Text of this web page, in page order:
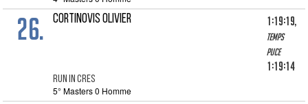
26. CORTINOVIS OLIVIER
RUN IN CRES
1:19:19,
Temps
puce
1:19:14
5° Masters 0 Homme